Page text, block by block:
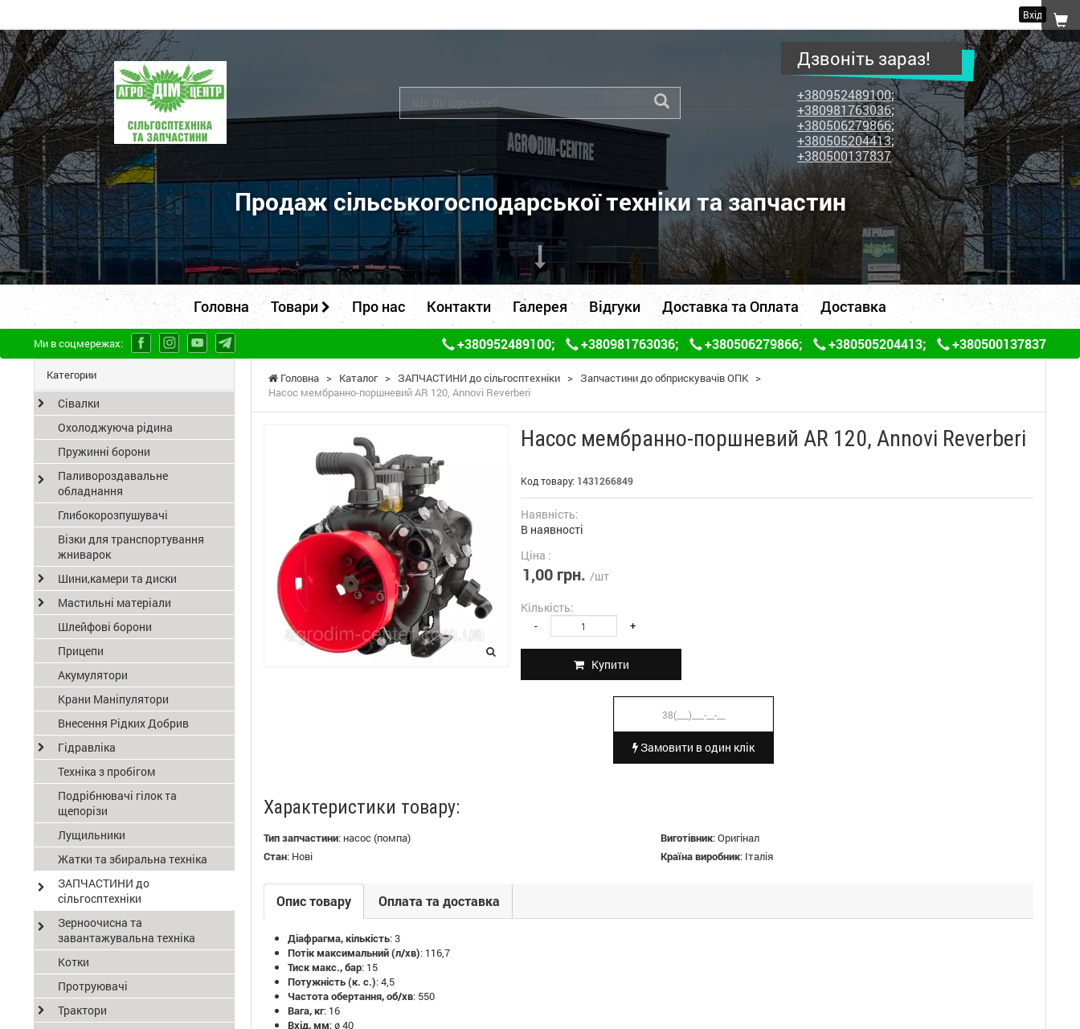
Вхід
ПП
"Агродім-
центр"
-
продаж
сільськогосподарської
техніки
та
запчастин
Дзвоніть зараз!
+380952489100;
+380981763036;
+380506279866;
+380505204413;
+380500137837
Продаж сільськогосподарської техніки та запчастин
Головна Товари Про нас Контакти Галерея Відгуки Доставка та Оплата Доставка
Ми в соцмережах: +380952489100; +380981763036; +380506279866; +380505204413; +380500137837
Головна > Каталог > ЗАПЧАСТИНИ до сільгосптехніки > Запчастини до обприскувачів ОПК >
Насос мембранно-поршневий AR 120, Annovi Reverberi
Насос мембранно-поршневий AR 120, Annovi Reverberi
Код товару: 1431266849
Наявність:
В наявності
Ціна :
1,00 грн. /шт
Кількість:
- +
Купити
Замовити в один клік
Характеристики товару:
Тип запчастини: насос (помпа) Виготівник:Оригінал
Стан: Нові Країна виробник: Італія
Опис товару Оплата та доставка
Діафрагма, кількість: 3
Потік максимальний (л/хв): 116,7
Тиск макс., бар: 15
Потужність (к. с.): 4,5
Частота обертання, об/хв: 550
Вага, кг: 16
Вхід, мм: ø 40
Категории
Сівалки
Охолоджуюча рідина
Пружинні борони
Паливороздавальне
обладнання
Глибокорозпушувачі
Візки для транспортування
жниварок
Шини,камери та диски
Мастильні матеріали
Шлейфові борони
Прицепи
Акумулятори
Крани Маніпулятори
Внесення Рідких Добрив
Гідравліка
Техніка з пробігом
Подрібнювачі гілок та
щепорізи
Лущильники
Жатки та збиральна техніка
ЗАПЧАСТИНИ до
сільгосптехніки
Зерноочисна та
завантажувальна техніка
Котки
Протруювачі
Трактори